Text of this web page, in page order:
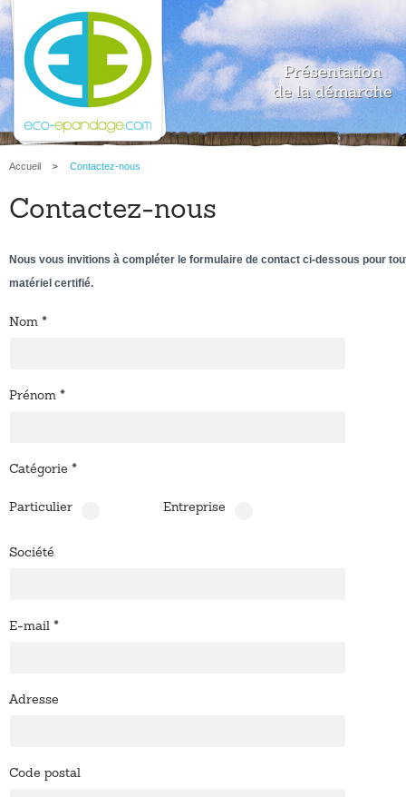
Présentation
de la démarche
Accueil Contactez-nous
Contactez-nous
Nous vous invitions à compléter le formulaire de contact ci-dessous pour
matériel certifié.
Nom *
Prénom *
Catégorie *
Particulier Entreprise
Société
E-mail *
Adresse
Code postal